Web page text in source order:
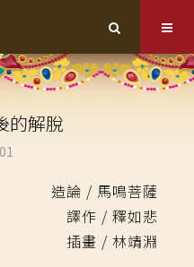
的解脫
造論 / 馬鳴菩薩
譯作 / 釋如悲
插畫 / 林靖淵